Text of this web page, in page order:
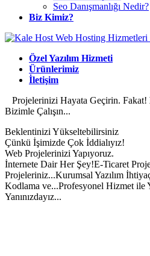
Seo Danışmanlığı Nedir?
Biz Kimiz?
Özel Yazılım Hizmeti
Ürünlerimiz
İletişim
Projelerinizi Hayata Geçirin. Fakat!
Bizimle Çalışın...
Beklentinizi Yükseltebilirsiniz
Çünkü İşimizde Çok İddialıyız!
Web Projelerinizi Yapıyoruz.
İnternete Dair Her Şey!E-Ticaret
Projeleriniz...Kurumsal Yazılım
Kodlama ve...Profesyonel Hizmet ile
Yanınızdayız...